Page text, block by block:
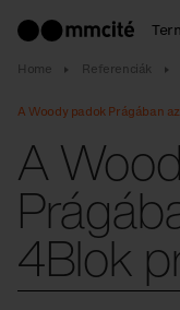
Home Referenciák
A Woody padok Prágában
A
4Blok